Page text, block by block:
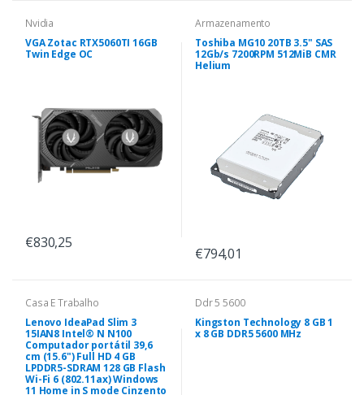
Nvidia
VGA Zotac RTX5060TI 16GB
Twin Edge OC
€830,25
Armazenamento
Toshiba MG10 20TB 3.5" SAS
12Gb/s 7200RPM 512MiB CMR
Helium
€794,01
Casa E Trabalho
Lenovo IdeaPad Slim 3
15IAN8 Intel® N N100
Computador portátil 39,6
cm (15.6") Full HD 4 GB
LPDDR5-SDRAM 128 GB Flash
Wi-Fi 6 (802.11ax) Windows
11 Home in S mode Cinzento
Ddr 5 5600
Kingston Technology 8 GB 1
x 8 GB DDR5 5600 MHz